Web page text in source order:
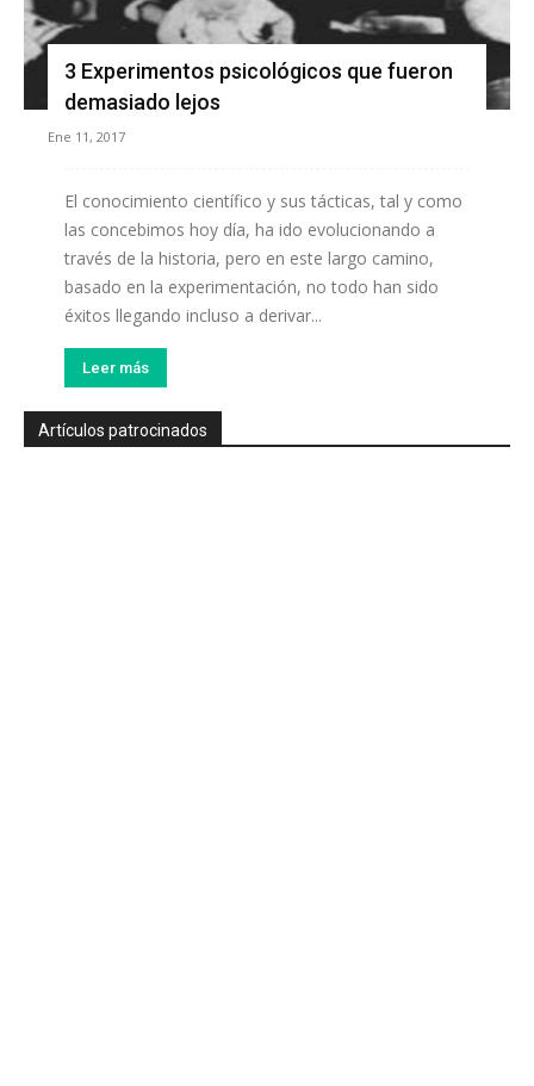
3 Experimentos psicológicos que fueron
demasiado lejos
Ene 11, 2017
El conocimiento científico y sus tácticas, tal y como
las concebimos hoy día, ha ido evolucionando a
través de la historia, pero en este largo camino,
basado en la experimentación, no todo han sido
éxitos llegando incluso a derivar...
Leer más
Artículos patrocinados